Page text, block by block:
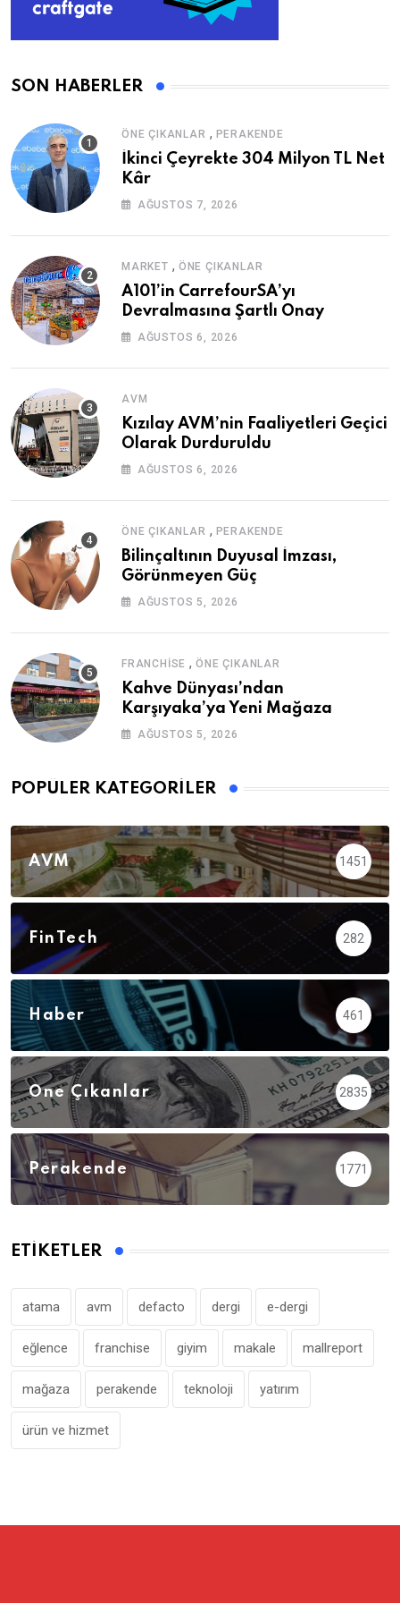
SON HABERLER
ÖNE ÇIKANLAR , PERAKENDE
İkinci Çeyrekte 304 Milyon TL Net
Kâr
AĞUSTOS 7, 2026
MARKET , ÖNE ÇIKANLAR
A101’in CarrefourSA’yı
Devralmasına Şartlı Onay
AĞUSTOS 6, 2026
AVM
Kızılay AVM’nin Faaliyetleri Geçici
Olarak Durduruldu
AĞUSTOS 6, 2026
ÖNE ÇIKANLAR , PERAKENDE
Bilinçaltının Duyusal İmzası,
Görünmeyen Güç
AĞUSTOS 5, 2026
FRANCHISE ,ÖNE ÇIKANLAR
Kahve Dünyası’ndan
Karşıyaka’ya Yeni Mağaza
AĞUSTOS 5, 2026
POPÜLER KATEGORILER
AVM 1451
FinTech 282
Haber 461
Öne Çıkanlar 2835
Perakende 1771
ETIKETLER
atama avm defacto dergi e-dergi
eğlence franchise giyim makale mallreport
mağaza perakende teknoloji yatırım
ürün ve hizmet